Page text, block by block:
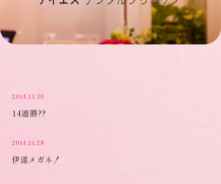
2014.11.30
14連勝??
2014.11.28
伊達メガネ！